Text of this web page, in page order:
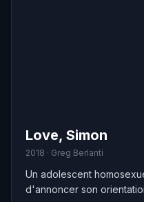
Love, Simon
2018 · Greg Berlanti
Un adolescent
d'annoncer son